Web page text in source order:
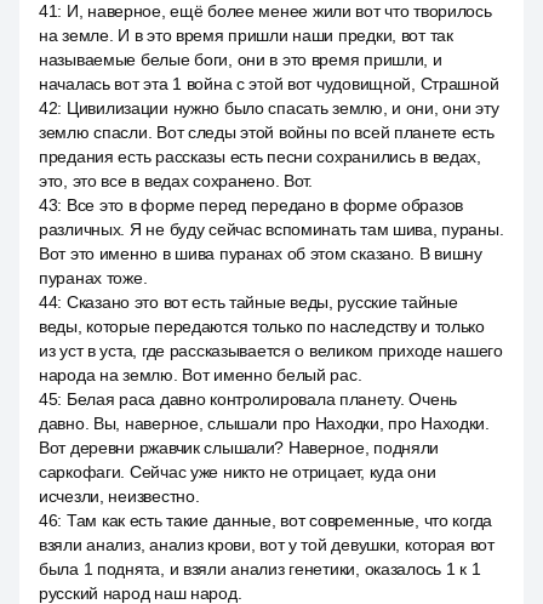
41: И, наверное, ещё более менее жили вот что творилось
на земле. И в это время пришли наши предки, вот так
называемые белые боги, они в это время пришли, и
началась вот эта 1 война с этой вот чудовищной, Страшной
42: Цивилизации нужно было спасать землю, и они, они эту
землю спасли. Вот следы этой войны по всей планете есть
предания есть рассказы есть песни сохранились в ведах,
это, это все в ведах сохранено. Вот.
43: Все это в форме перед передано в форме образов
различных. Я не буду сейчас вспоминать там шива, пураны.
Вот это именно в шива пуранах об этом сказано. В вишну
пуранах тоже.
44: Сказано это вот есть тайные веды, русские тайные
веды, которые передаются только по наследству и только
из уст в уста, где рассказывается о великом приходе нашего
народа на землю. Вот именно белый рас.
45: Белая раса давно контролировала планету. Очень
давно. Вы, наверное, слышали про Находки, про Находки.
Вот деревни ржавчик слышали? Наверное, подняли
саркофаги. Сейчас уже никто не отрицает, куда они
исчезли, неизвестно.
46: Там как есть такие данные, вот современные, что когда
взяли анализ, анализ крови, вот у той девушки, которая вот
была 1 поднята, и взяли анализ генетики, оказалось 1 к 1
русский народ наш народ.